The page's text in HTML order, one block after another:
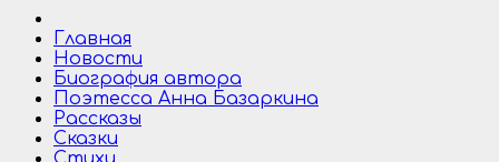
Главная
Новости
Биография автора
Поэтесса Анна Базаркина
Рассказы
Сказки